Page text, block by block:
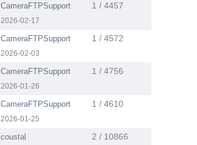
CameraFTPSupport
2026-02-17
1 / 4457
CameraFTPSupport
2026-02-03
1 / 4572
CameraFTPSupport
2026-01-26
1 / 4756
CameraFTPSupport
2026-01-25
1 / 4610
coustal 2 / 10866